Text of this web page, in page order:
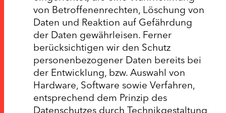
von Betroffenenrechten, Löschung von
Daten und Reaktion auf Gefährdung
der Daten gewährleisen. Ferner
berücksichtigen wir den Schutz
personenbezogener Daten bereits bei
der Entwicklung, bzw. Auswahl von
Hardware, Software sowie Verfahren,
entsprechend dem Prinzip des
Datenschutzes durch Technikgestaltung